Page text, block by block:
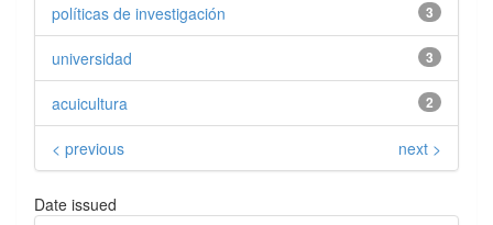
3
políticas de investigación
3
universidad
2
acuicultura
< previous next >
Date issued